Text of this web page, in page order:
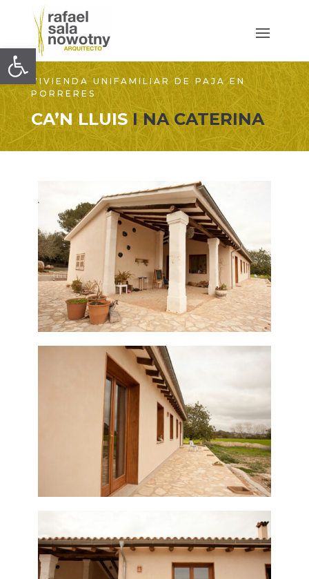
Abrir barra de herramientas
VIVIENDA UNIFAMILIAR DE PAJA EN
PORRERES
CA’N LLUISI NA CATERINA